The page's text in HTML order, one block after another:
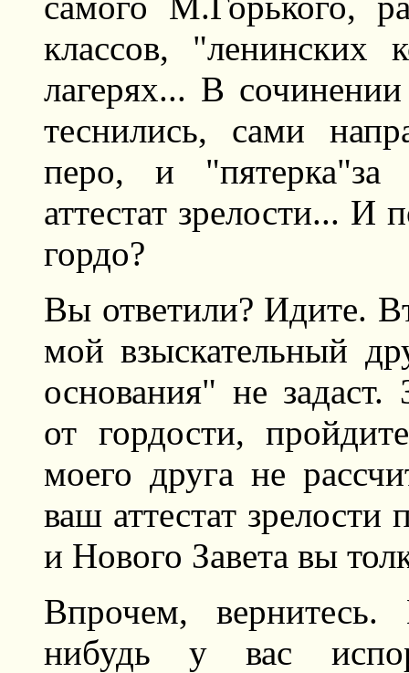
классов,
лагерях... В
теснились, сами
перо, и "пятерка"за
аттестат зрелости... И
гордо?
Вы ответили? Идите.
мой взыскательный
основания" не задаст.
от гордости,
моего друга не
ваш аттестат
и Нового Завета вы
Впрочем,
нибудь у вас